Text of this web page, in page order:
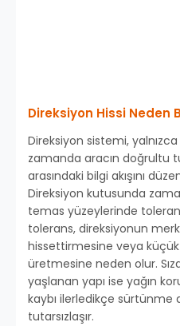
Direksiyon Hissi Neden
Direksiyon sistemi,
zamanda aracın doğrultu
arasındaki bilgi akışını
Direksiyon kutusunda
temas yüzeylerinde
tolerans, direksiyonun
hissettirmesine veya
üretmesine neden olur.
yaşlanan yapı ise yağın
kaybı ilerledikçe sürtünme
tutarsızlaşır.